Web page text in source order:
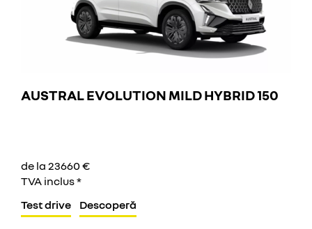
AUSTRAL EVOLUTION MILD HYBRID 150
de la 23660 €
TVA inclus *
Test drive
Descoperă